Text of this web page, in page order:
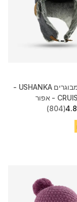
כובע סקי למבוגרים USHANKA -
4.8
(804)